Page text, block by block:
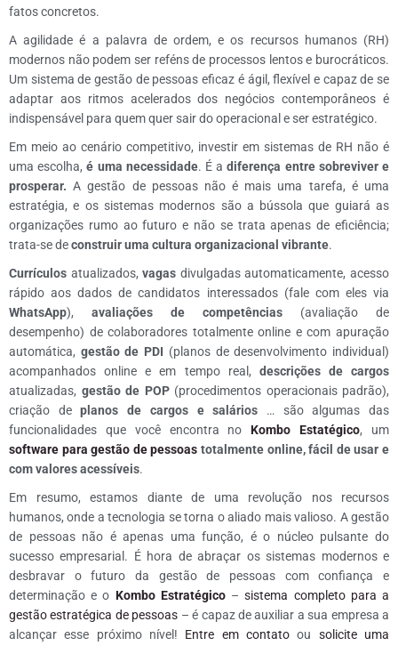
fatos concretos.
A agilidade é a palavra de ordem, e os recursos humanos (RH)
modernos não podem ser reféns de processos lentos e burocráticos.
Um sistema de gestão de pessoas eficaz é ágil, flexível e capaz de se
adaptar aos ritmos acelerados dos negócios contemporâneos é
indispensável para quem quer sair do operacional e ser estratégico.
Em meio ao cenário competitivo, investir em sistemas de RH não é
uma escolha,é uma necessidade. É adiferença entre sobreviver e
prosperar. A gestão de pessoas não é mais uma tarefa, é uma
estratégia, e os sistemas modernos são a bússola que guiará as
organizações rumo ao futuro e não se trata apenas de eficiência;
trata-se deconstruir uma cultura organizacional vibrante.
Currículos atualizados,vagas divulgadas automaticamente, acesso
rápido aos dados de candidatos interessados (fale com eles via
WhatsApp), avaliações de competências (avaliação de
desempenho) de colaboradores totalmente online e com apuração
automática, gestão de PDI (planos de desenvolvimento individual)
acompanhados online e em tempo real, descrições de cargos
atualizadas, gestão de POP(procedimentos operacionais padrão),
criação deplanos de cargos e salários … são algumas das
funcionalidades que você encontra noKombo Estatégico, um
software para gestão de pessoas totalmente online, fácil de usar e
com valores acessíveis.
Em resumo, estamos diante de uma revolução nos recursos
humanos, onde a tecnologia se torna o aliado mais valioso. A gestão
de pessoas não é apenas uma função, é o núcleo pulsante do
sucesso empresarial. É hora de abraçar os sistemas modernos e
desbravar o futuro da gestão de pessoas com confiança e
determinação e o Kombo Estratégico–sistema completo para a
gestão estratégica de pessoas – é capaz de auxiliar a sua empresa a
alcançar esse próximo nível! Entre em contato ou solicite uma